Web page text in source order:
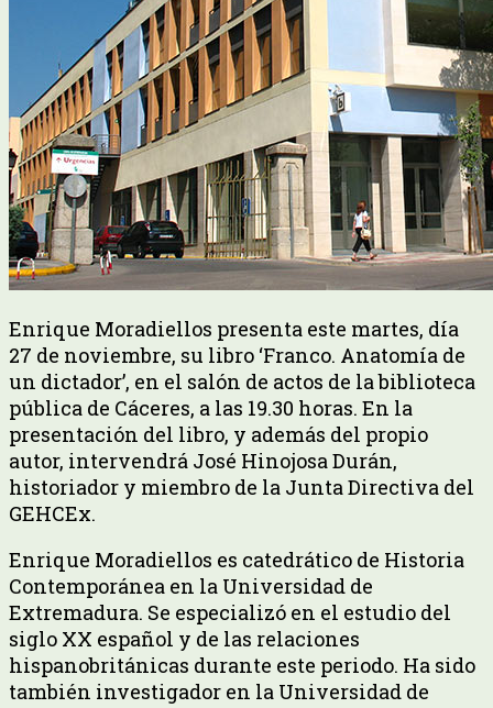
Enrique Moradiellos presenta este martes, día
27 de noviembre, su libro ‘Franco. Anatomía de
un dictador’, en el salón de actos de la biblioteca
pública de Cáceres, a las 19.30 horas. En la
presentación del libro, y además del propio
autor, intervendrá José Hinojosa Durán,
historiador y miembro de la Junta Directiva del
GEHCEx.
Enrique Moradiellos es catedrático de Historia
Contemporánea en la Universidad de
Extremadura. Se especializó en el estudio del
siglo XX español y de las relaciones
hispanobritánicas durante este periodo. Ha sido
también investigador en la Universidad de